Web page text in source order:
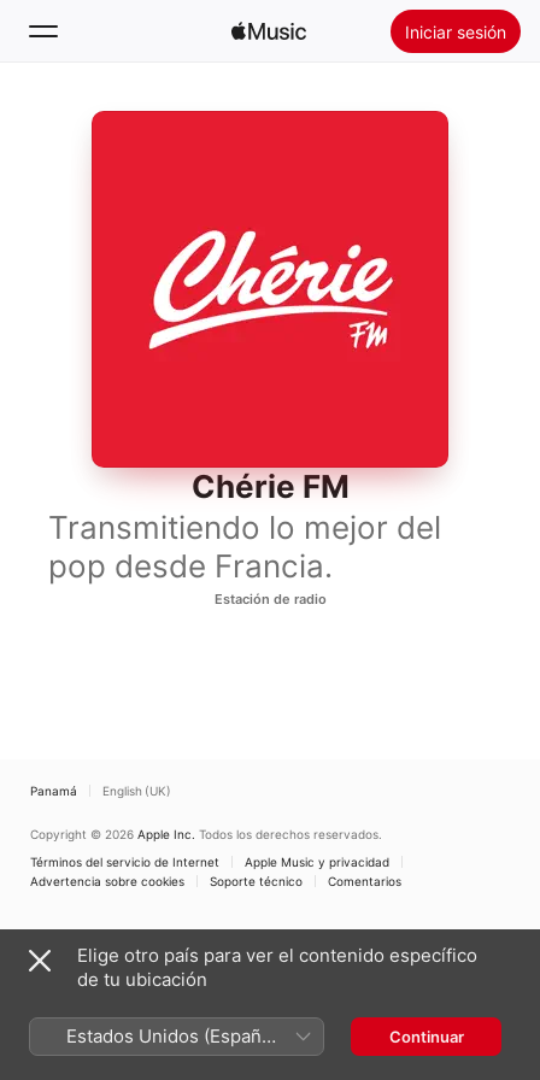
Iniciar sesión
Buscar
Instalar Apple Music
Chérie FM
Transmitiendo lo mejor del
pop desde Francia.
Estación de radio
Panamá English (UK)
Copyright © 2026 Apple Inc. Todos los derechos reservados.
Términos del servicio de Internet
Apple Music y privacidad
Advertencia sobre cookies
Soporte técnico Comentarios
Elige otro país para ver el contenido específico
de tu ubicación
Estados Unidos (Español
México)
Continuar